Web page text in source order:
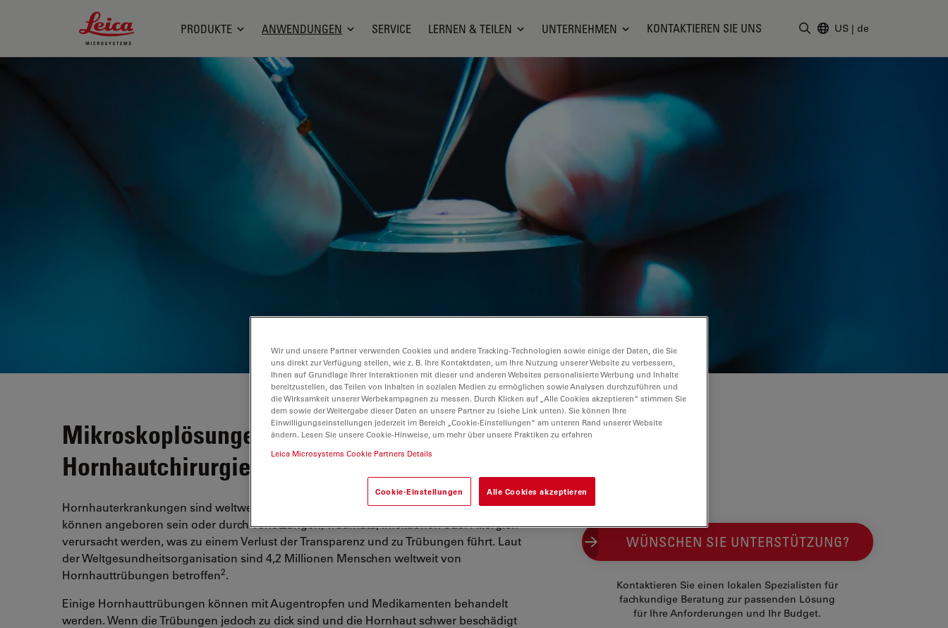
Leica Microsystems Logo
PRODUKTE ANWENDUNGEN SERVICE LERNEN & TEILEN UNTERNEHMEN KONTAKTIEREN SIE UNS US | de
Mikroskoplösungen für die
Hornhautchirurgie
Hornhauterkrankungen sind weltweit die dritthäufigste Ursache für Erblindung 1. Sie
können angeboren sein oder durch Verletzungen, Traumata, Infektionen oder Allergien
verursacht werden, was zu einem Verlust der Transparenz und zu Trübungen führt. Laut
der Weltgesundheitsorganisation sind 4,2 Millionen Menschen weltweit von
Hornhauttrübungen betroffen2.
Einige Hornhauttrübungen können mit Augentropfen und Medikamenten behandelt
werden. Wenn die Trübungen jedoch zu dick sind und die Hornhaut schwer beschädigt
WÜNSCHEN SIE UNTERSTÜTZUNG?
Kontaktieren Sie einen lokalen Spezialisten für
fachkundige Beratung zur passenden Lösung
für Ihre Anforderungen und Ihr Budget.
Wir und unsere Partner verwenden Cookies und andere Tracking-Technologien sowie einige der Daten, die Sie
uns direkt zur Verfügung stellen, wie z. B. Ihre Kontaktdaten, um Ihre Nutzung unserer Website zu verbessern,
Ihnen auf Grundlage Ihrer Interaktionen mit dieser und anderen Websites personalisierte Werbung und Inhalte
bereitzustellen, das Teilen von Inhalten in sozialen Medien zu ermöglichen sowie Analysen durchzuführen und
die Wirksamkeit unserer Werbekampagnen zu messen. Durch Klicken auf „Alle Cookies akzeptieren“ stimmen Sie
dem sowie der Weitergabe dieser Daten an unsere Partner zu (siehe Link unten). Sie können Ihre
Einwilligungseinstellungen jederzeit im Bereich „Cookie-Einstellungen“ am unteren Rand unserer Website
ändern. Lesen Sie unsere Cookie-Hinweise, um mehr über unsere Praktiken zu erfahren
Leica Microsystems Cookie Partners Details
Cookie-Einstellungen Alle Cookies akzeptieren